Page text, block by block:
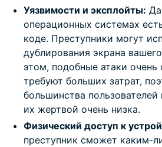
Уязвимости и эксплойты:
операционных системах
коде. Преступники могут
дублирования экрана
этом, подобные атаки
требуют больших затрат,
большинства пользователей
их жертвой очень низка.
Физический доступ к
преступник сможет каким-